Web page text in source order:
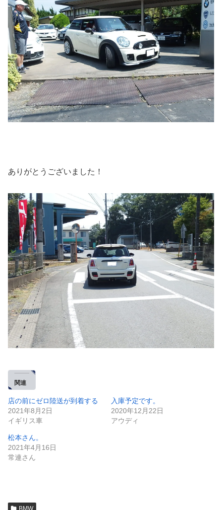
ありがとうございました！
関連
店の前にゼロ陸送が到着する
2021年8月2日
イギリス車
入庫予定です。
2020年12月22日
アウディ
松本さん。
2021年4月16日
常連さん
BMW